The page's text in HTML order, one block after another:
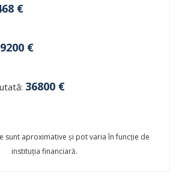
€
9200 €
36800 €
sunt aproximative și pot varia în funcție de
instituția financiară.